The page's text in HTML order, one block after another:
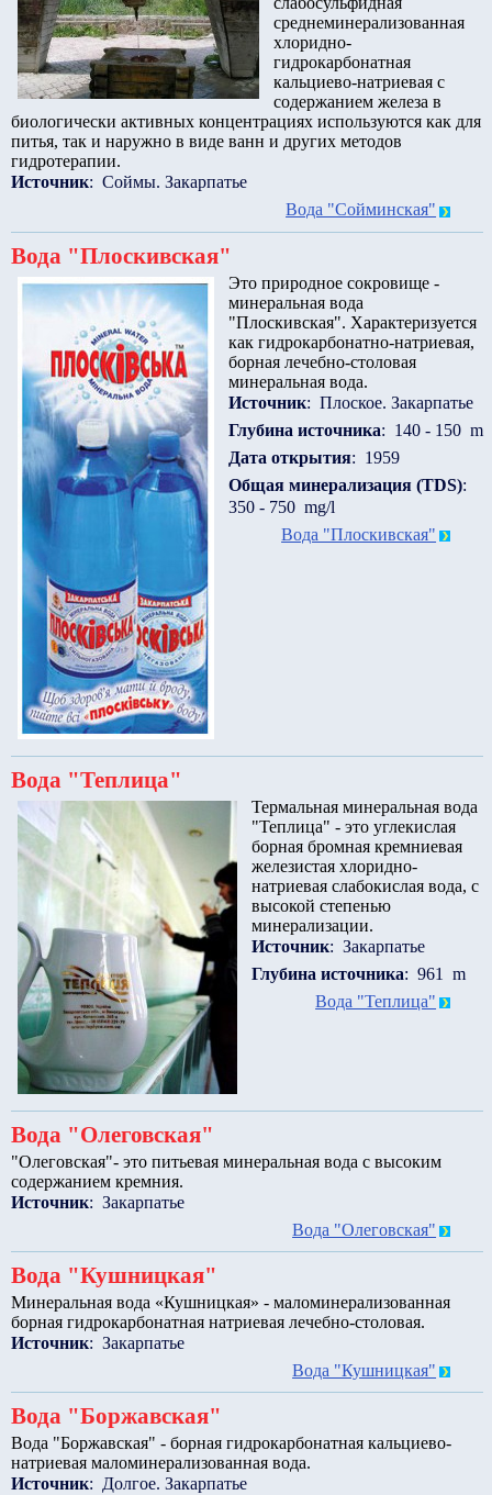
среднеминерализованная
хлоридно-
гидрокарбонатная
кальциево-натриевая с
содержанием железа в
биологически активных концентрациях используются как для
питья, так и наружно в виде ванн и других методов
гидротерапии.
Источник: Соймы. Закарпатье
Вода "Сойминская"
Вода "Плоскивская"
Это природное сокровище -
минеральная вода
"Плоскивская". Характеризуется
как гидрокарбонатно-натриевая,
борная лечебно-столовая
минеральная вода.
Источник: Плоское. Закарпатье
Глубина источника: 140 - 150 m
Дата открытия: 1959
Общая минерализация (TDS):
350 - 750 mg/l
Вода "Плоскивская"
Вода "Теплица"
Термальная минеральная вода
"Теплица" - это углекислая
борная бромная кремниевая
железистая хлоридно-
натриевая слабокислая вода, с
высокой степенью
минерализации.
Источник: Закарпатье
Глубина источника: 961 m
Вода "Теплица"
Вода "Олеговская"
"Олеговская"- это питьевая минеральная вода с высоким
содержанием кремния.
Источник: Закарпатье
Вода "Олеговская"
Вода "Кушницкая"
Минеральная вода «Кушницкая» - маломинерализованная
борная гидрокарбонатная натриевая лечебно-столовая.
Источник: Закарпатье
Вода "Кушницкая"
Вода "Боржавская"
Вода "Боржавская" - борная гидрокарбонатная кальциево-
натриевая маломинерализованная вода.
Источник: Долгое. Закарпатье